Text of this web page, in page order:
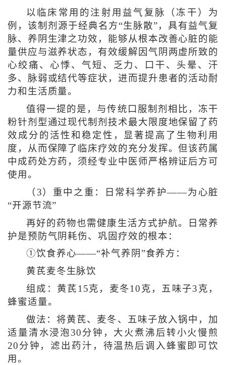
以临床常用的注射用益气复脉（冻干）为
例，该制剂源于经典名方“生脉散”，具有益气复
脉、养阴生津之功效，能够从根本改善心脏的能
量供应与滋养状态，有效缓解因气阴两虚所致的
心绞痛、心悸、气短、乏力、口干、头晕、汗
多、脉弱或结代等症状，进而提升患者的活动耐
力和生活质量。
值得一提的是，与传统口服制剂相比，冻干
粉针剂型通过现代制剂技术最大限度地保留了药
效成分的活性和稳定性，显著提高了生物利用
度，从而保障了临床疗效的充分发挥。但该药属
中成药处方药，须经专业中医师严格辨证后方可
使用。
（3）重中之重：日常科学养护——为心脏
“开源节流”
再好的药物也需健康生活方式护航。日常养
护是预防气阴耗伤、巩固疗效的根本：
①饮食养心——“补气养阴”食养方：
黄芪麦冬生脉饮
组成：黄芪15克，麦冬10克，五味子3克，
蜂蜜适量。
做法：将黄芪、麦冬、五味子放入锅中，加
适量清水浸泡30分钟，大火煮沸后转小火慢煎
20分钟，滤出药汁，待温热后调入蜂蜜即可饮
用。